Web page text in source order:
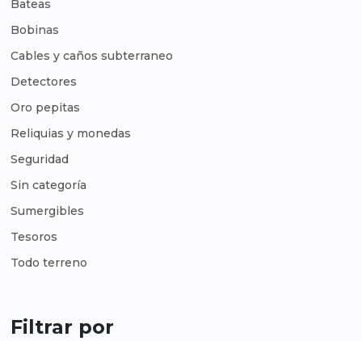
Bateas
Bobinas
Cables y caños subterraneo
Detectores
Oro pepitas
Reliquias y monedas
Seguridad
Sin categoría
Sumergibles
Tesoros
Todo terreno
Filtrar por